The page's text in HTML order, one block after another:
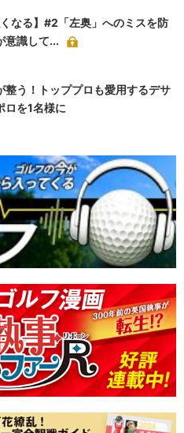
くなる】#2「左奥」へのミスを防
意識して...
整う！トッププロも愛用するデサ
ロを1名様に